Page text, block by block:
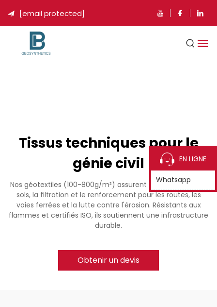
 [email protected]
Tissus techniques pour le
génie civil
Nos géotextiles (100-800g/m²) assurent la séparation des
sols, la filtration et le renforcement pour les routes, les
voies ferrées et la lutte contre l'érosion. Résistants aux
flammes et certifiés ISO, ils soutiennent une infrastructure
durable.
Obtenir un devis
EN LIGNE
Whatsapp